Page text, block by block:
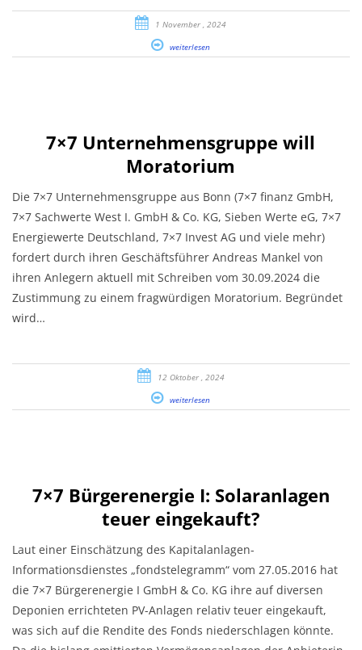
1 November , 2024
weiterlesen
7×7 Unternehmensgruppe will
Moratorium
Die 7×7 Unternehmensgruppe aus Bonn (7×7 finanz GmbH,
7×7 Sachwerte West I. GmbH & Co. KG, Sieben Werte eG, 7×7
Energiewerte Deutschland, 7×7 Invest AG und viele mehr)
fordert durch ihren Geschäftsführer Andreas Mankel von
ihren Anlegern aktuell mit Schreiben vom 30.09.2024 die
Zustimmung zu einem fragwürdigen Moratorium. Begründet
wird…
12 Oktober , 2024
weiterlesen
7×7 Bürgerenergie I: Solaranlagen
teuer eingekauft?
Laut einer Einschätzung des Kapitalanlagen-
Informationsdienstes „fondstelegramm“ vom 27.05.2016 hat
die 7×7 Bürgerenergie I GmbH & Co. KG ihre auf diversen
Deponien errichteten PV-Anlagen relativ teuer eingekauft,
was sich auf die Rendite des Fonds niederschlagen könnte.